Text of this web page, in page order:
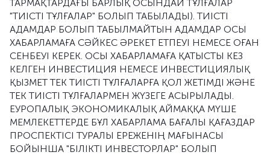
ТАРМАҚТАРДАҒЫ БАРЛЫҚ ОСЫНДАЙ ТҰЛҒАЛАР
"ТИІСТІ ТҰЛҒАЛАР" БОЛЫП ТАБЫЛАДЫ). ТИІСТІ
АДАМДАР БОЛЫП ТАБЫЛМАЙТЫН АДАМДАР ОСЫ
ХАБАРЛАМАҒА СӘЙКЕС ӘРЕКЕТ ЕТПЕУІ НЕМЕСЕ ОҒАН
СЕНБЕУІ КЕРЕК. ОСЫ ХАБАРЛАМАҒА ҚАТЫСТЫ КЕЗ
КЕЛГЕН ИНВЕСТИЦИЯ НЕМЕСЕ ИНВЕСТИЦИЯЛЫҚ
ҚЫЗМЕТ ТЕК ТИІСТІ ТҰЛҒАЛАРҒА ҚОЛ ЖЕТІМДІ ЖӘНЕ
ТЕК ТИІСТІ ТҰЛҒАЛАРМЕН ЖҮЗЕГЕ АСЫРЫЛАДЫ.
ЕУРОПАЛЫҚ ЭКОНОМИКАЛЫҚ АЙМАҚҚА МҮШЕ
МЕМЛЕКЕТТЕРДЕ БҰЛ ХАБАРЛАМА БАҒАЛЫ ҚАҒАЗДАР
ПРОСПЕКТІСІ ТУРАЛЫ ЕРЕЖЕНІҢ МАҒЫНАСЫ
БОЙЫНША "БІЛІКТІ ИНВЕСТОРЛАР" БОЛЫП